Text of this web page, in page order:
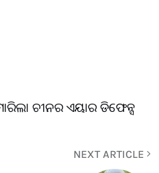
ଚୀନର ଏୟାର ଡିଫେନ୍ସ
NEXT ARTICLE